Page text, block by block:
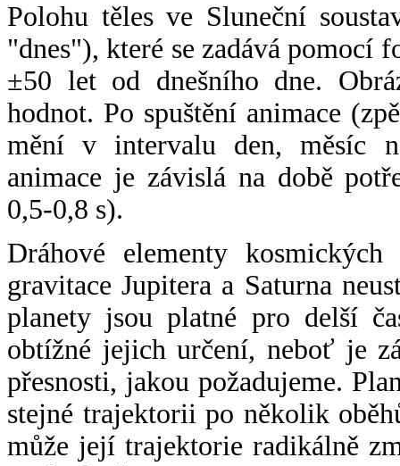
Polohu těles ve Sluneční
"dnes"), které se zadává pomocí
±50 let od dnešního dne.
hodnot. Po spuštění animace
mění v intervalu den, měsíc
animace je závislá na době
0,5-0,8 s).
Dráhové elementy
gravitace Jupitera a Saturna
planety jsou platné pro delší
obtížné jejich určení, neboť je
přesnosti, jakou požadujeme.
stejné trajektorii po několik
může její trajektorie radikálně